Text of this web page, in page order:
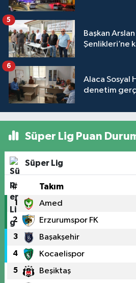
Başkan
Şenlikleri’ne
5
Alaca Sosyal
denetim
6
Süper Lig Puan
Süper Lig
# Takım
1 Amed
2 Erzurumspor FK
3 Başakşehir
4 Kocaelispor
5 Beşiktaş